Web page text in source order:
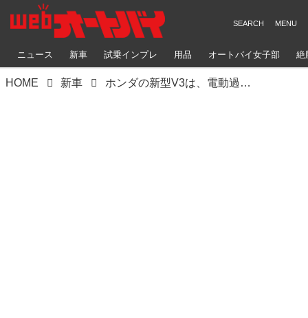
ニュース 新車 試乗インプレ 用品 オートバイ女子部 絶
HOME 新車 ホンダの新型V3は、電動過給機付き量産車の成功作になれるのでしょうか？ そしてなぜ近年、日本の各メーカーは過給機に再注目しているのでしょうか？